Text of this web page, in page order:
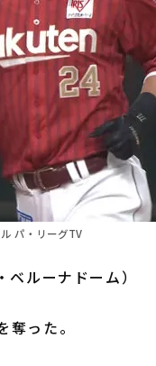
パ・リーグTV
ルーナドーム）
った。